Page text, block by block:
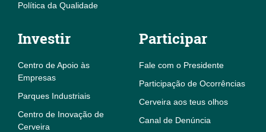
Política da Qualidade
Investir
Centro de Apoio às
Empresas
Parques Industriais
Centro de Inovação de
Cerveira
Participar
Fale com o Presidente
Participação de Ocorrências
Cerveira aos teus olhos
Canal de Denúncia